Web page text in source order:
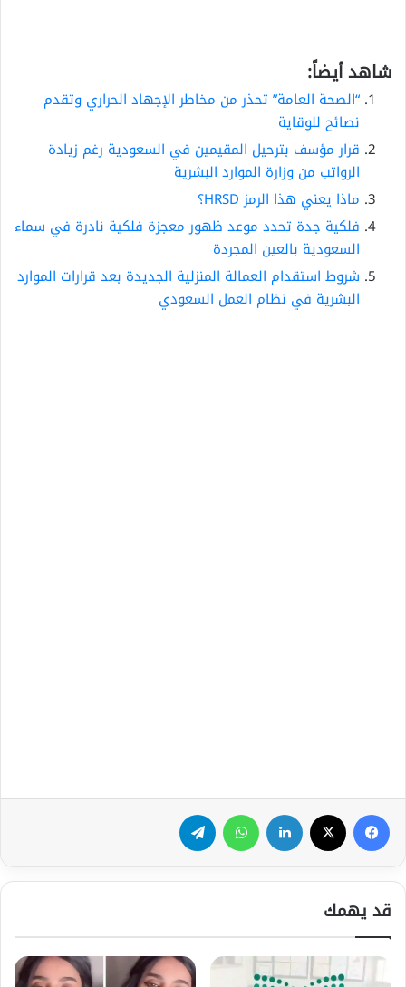
شاهد أيضاً:
“الصحة العامة” تحذر من مخاطر الإجهاد الحراري وتقدم
نصائح للوقاية
قرار مؤسف بترحيل المقيمين في السعودية رغم زيادة
الرواتب من وزارة الموارد البشرية
ماذا يعني هذا الرمز HRSD؟
فلكية جدة تحدد موعد ظهور معجزة فلكية نادرة في سماء
السعودية بالعين المجردة
شروط استقدام العمالة المنزلية الجديدة بعد قرارات الموارد
البشرية في نظام العمل السعودي
فيسبوك لينكدإن واتساب
قد يهمك